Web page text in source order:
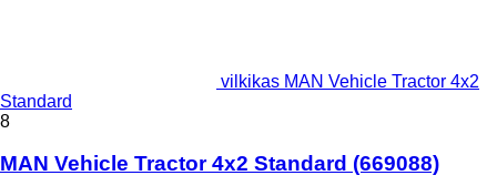
vilkikas MAN Vehicle Tractor 4x2
Standard
8
MAN Vehicle Tractor 4x2 Standard (669088)